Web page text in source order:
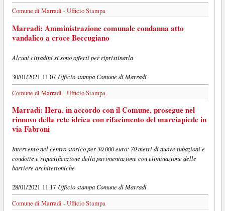
Comune di Marradi - Ufficio Stampa
Marradi: Amministrazione comunale condanna atto
vandalico a croce Beccugiano
Alcuni cittadini si sono offerti per ripristinarla
30/01/2021 11.07 Ufficio stampa Comune di Marradi
Comune di Marradi - Ufficio Stampa
Marradi: Hera, in accordo con il Comune, prosegue nel
rinnovo della rete idrica con rifacimento del marciapiede in
via Fabroni
Intervento nel centro storico per 30.000 euro: 70 metri di nuove tubazioni e
condotte e riqualificazione della pavimentazione con eliminazione delle
barriere architettoniche
28/01/2021 11.17 Ufficio stampa Comune di Marradi
Comune di Marradi - Ufficio Stampa